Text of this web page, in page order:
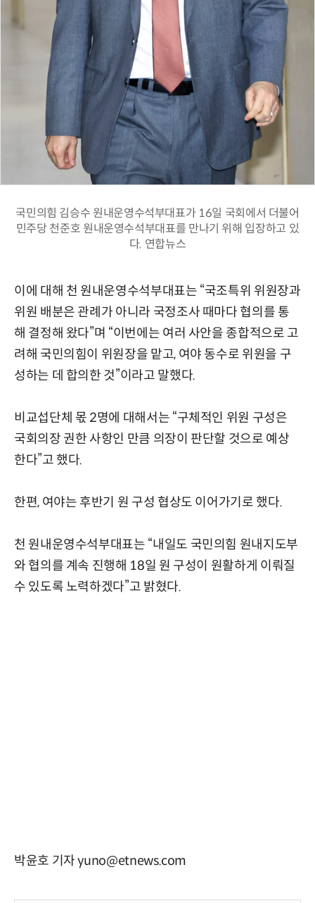
국민의힘 김승수 원내운영수석부대표가 16일 국회에서 더불어
민주당 천준호 원내운영수석부대표를 만나기 위해 입장하고 있
다. 연합뉴스
이에 대해 천 원내운영수석부대표는 “국조특위 위원장과
위원 배분은 관례가 아니라 국정조사 때마다 협의를 통
해 결정해 왔다”며 “이번에는 여러 사안을 종합적으로 고
려해 국민의힘이 위원장을 맡고, 여야 동수로 위원을 구
성하는 데 합의한 것”이라고 말했다.
비교섭단체 몫 2명에 대해서는 “구체적인 위원 구성은
국회의장 권한 사항인 만큼 의장이 판단할 것으로 예상
한다”고 했다.
한편, 여야는 후반기 원 구성 협상도 이어가기로 했다.
천 원내운영수석부대표는 “내일도 국민의힘 원내지도부
와 협의를 계속 진행해 18일 원 구성이 원활하게 이뤄질
수 있도록 노력하겠다”고 밝혔다.
박윤호 기자 yuno@etnews.com